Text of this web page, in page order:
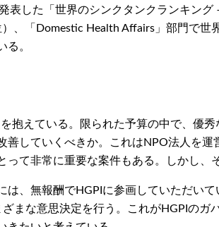
した「世界のシンクタンクランキング
、「Domestic Health Affairs」部門で
る。
抱えている。限られた予算の中で、優
していくべきか。これはNPO法人を
て非常に重要な案件もある。しかし、
、無報酬でHGPIに参画していただい
まな意思決定を行う。これがHGPIの